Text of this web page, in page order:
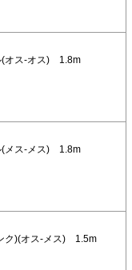
(オス-オス) 1.8m
(メス-メス) 1.8m
ク)(オス-メス) 1.5m